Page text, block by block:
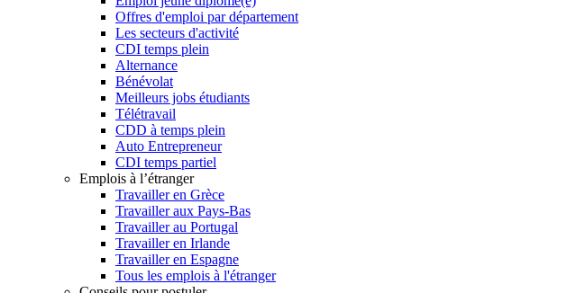
Offres d'emploi par département
Les secteurs d'activité
CDI temps plein
Alternance
Bénévolat
Meilleurs jobs étudiants
Télétravail
CDD à temps plein
Auto Entrepreneur
CDI temps partiel
Emplois à l’étranger
Travailler en Grèce
Travailler aux Pays-Bas
Travailler au Portugal
Travailler en Irlande
Travailler en Espagne
Tous les emplois à l'étranger